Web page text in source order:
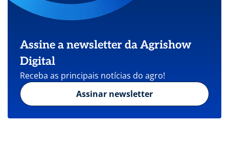
Assine a newsletter da Agrishow
Digital
Receba as principais notícias do agro!
Assinar newsletter